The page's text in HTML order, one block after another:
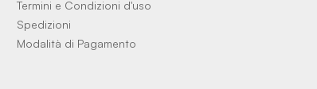
Termini e Condizioni d'uso
Spedizioni
Modalità di Pagamento